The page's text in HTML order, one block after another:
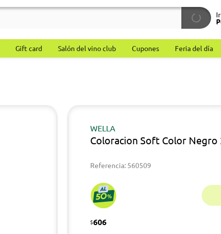
Gift card Salón del vino club Cupones Feria del día
WELLA
Coloracion Soft Color Negro
Referencia: 560509
$606